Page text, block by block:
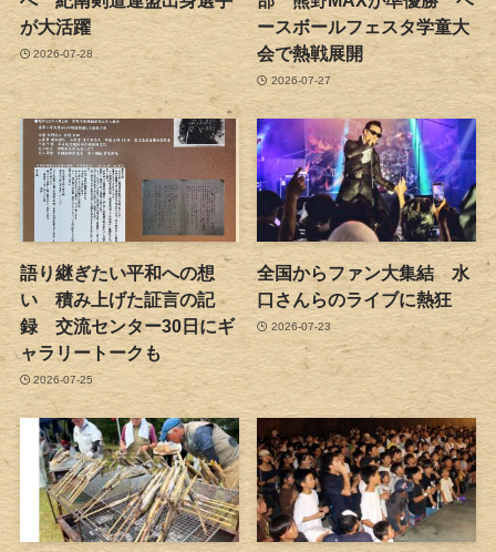
が大活躍
2026-07-28
ースボールフェスタ学童大
会で熱戦展開
2026-07-27
語り継ぎたい平和への想
い 積み上げた証言の記
録 交流センター30日にギ
ャラリートークも
2026-07-25
全国からファン大集結 水
口さんらのライブに熱狂
2026-07-23